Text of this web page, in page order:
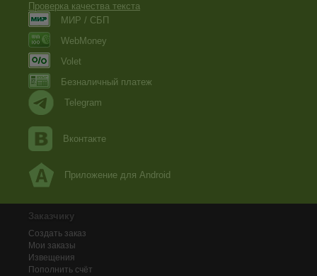
Проверка качества текста
МИР / СБП
WebMoney
Volet
Безналичный платеж
Telegram
Вконтакте
Приложение для Android
Заказчику
Создать заказ
Мои заказы
Извещения
Пополнить счёт